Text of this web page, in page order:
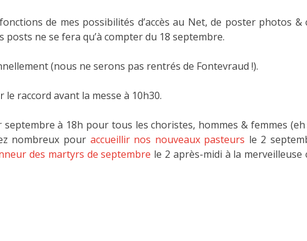
de mes possibilités d’accès au Net, de poster photos &
ne se fera qu’à compter du 18 septembre.
(nous ne serons pas rentrés de Fontevraud !).
raccord avant la messe à 10h30.
à 18h pour tous les choristes, hommes & femmes (eh
nombreux pour accueillir nos nouveaux pasteurs le 2
des martyrs de septembre le 2 après-midi à la merveilleuse